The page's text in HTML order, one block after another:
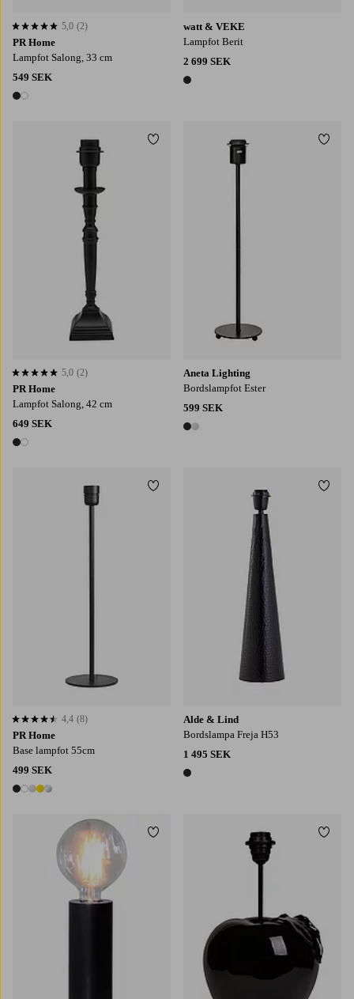
PR Home
Lampfot Salong, 33 cm
549 SEK
2 färger
5,0 baserat på 2 st betyg
5,0 (2)
watt & VEKE
Lampfot Berit
2 699 SEK
1 färg
PR Home
Lampfot Salong, 42 cm
649 SEK
2 färger
5,0 baserat på 2 st betyg
5,0 (2)
Lägg till i favoriter
Aneta Lighting
Bordslampfot Ester
599 SEK
2 färger
PR Home
Base lampfot 55cm
499 SEK
5 färger
4,4 baserat på 8 st betyg
4,4 (8)
Lägg till i favoriter
Alde & Lind
Bordslampa Freja H53
1 495 SEK
1 färg
Lägg till i favoriter